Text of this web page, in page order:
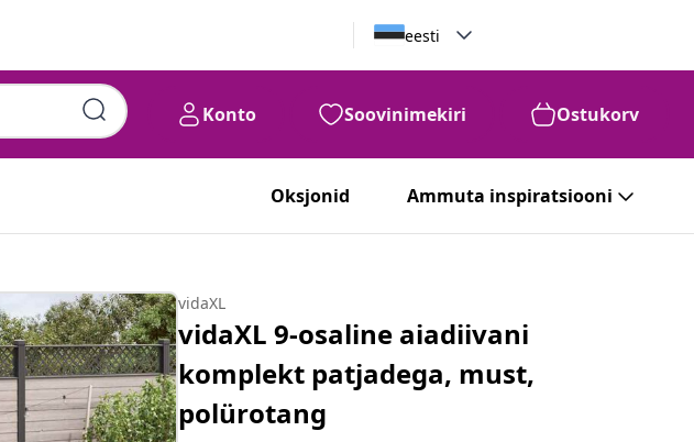
eesti
Konto Soovinimekiri Ostukorv
Oksjonid Ammuta inspiratsiooni
vidaXL
vidaXL 9-osaline aiadiivani
komplekt patjadega, must,
polürotang